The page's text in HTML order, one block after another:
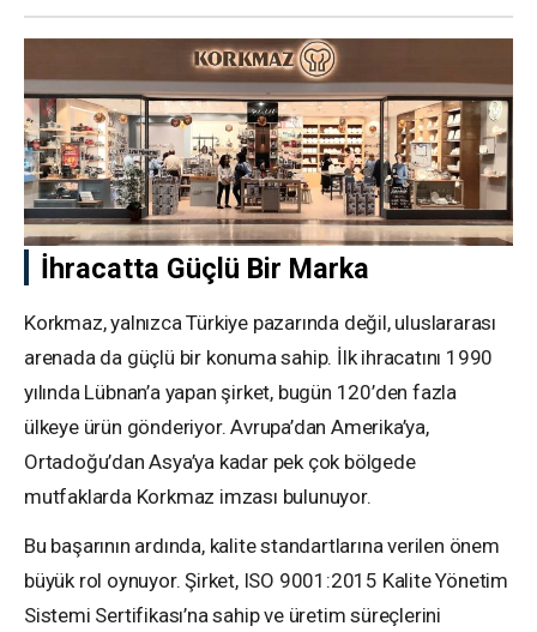
İhracatta Güçlü Bir Marka
Korkmaz, yalnızca Türkiye pazarında değil, uluslararası
arenada da güçlü bir konuma sahip. İlk ihracatını 1990
yılında Lübnan’a yapan şirket, bugün 120’den fazla
ülkeye ürün gönderiyor. Avrupa’dan Amerika’ya,
Ortadoğu’dan Asya’ya kadar pek çok bölgede
mutfaklarda Korkmaz imzası bulunuyor.
Bu başarının ardında, kalite standartlarına verilen önem
büyük rol oynuyor. Şirket, ISO 9001:2015 Kalite Yönetim
Sistemi Sertifikası’na sahip ve üretim süreçlerini